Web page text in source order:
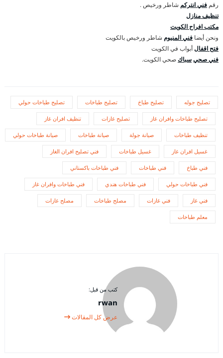
رقم فني انتركم شاطر ورخيص .
تنظيف منازل
مكتب افراح الكويت
ونحن أيضا فني المنيوم شاطر ورخيص بالكويت
فتح اقفالأبواب في الكويت
فني صحيسباك صحي الكويت.
تصليح جوله تصليح طباخ تصليح طباخات تصليح طباخات حولي
تصليح طباخات وافران غاز تصليح غازات تنظيف افران غاز
تنظيف طباخات صيانة جولة صيانة طباخات صيانة طباخات حولي
غسيل افران غاز غسيل طباخات فني تصليح افران الغاز
فني طباخ فني طباخات فني طباخات باكستاني
فني طباخات حولي فني طباخات هندي فني طباخات وافران غاز
فني غاز فني غازات مصلح طباخات مصلح غازات
معلم طباخات
كتب من قبل:
rwan
عرض كل المقالات